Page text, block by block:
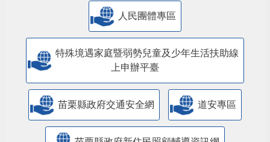
人民團體專區
特殊境遇家庭暨弱勢兒童及少年生活扶助線
上申辦平臺
苗栗縣政府交通安全網 道安專區